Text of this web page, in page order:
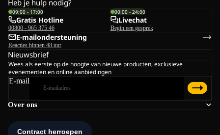
Over ons
Heb je hulp nodig?
09:00 - 17:00
Gratis Hotline
00800 - 965 375 46
00:00 - 24:00
Livechat
Begin een gesprek
E-mailondersteuning
Reacties binnen 48 uur
Nieuwsbrief
Wees als eerste op de hoogte van nieuwe producten, exclusieve
evenementen en online aanbiedingen
E-mail